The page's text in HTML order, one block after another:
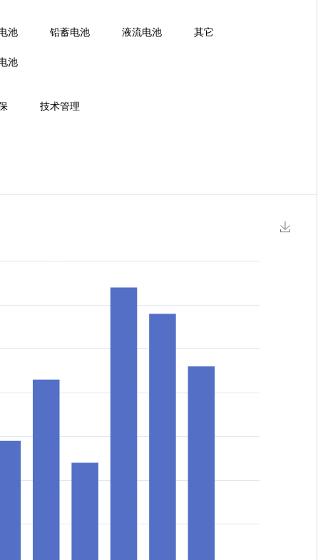
池 铅蓄电池 液流电池 其它
池
技术管理